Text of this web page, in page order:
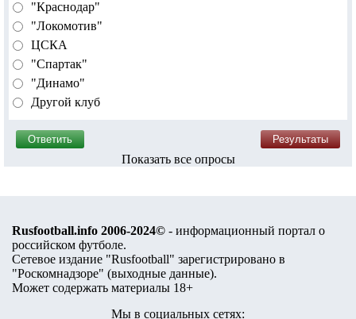
"Краснодар"
"Локомотив"
ЦСКА
"Спартак"
"Динамо"
Другой клуб
Показать все опросы
Rusfootball.info 2006-2024© - информационный портал о
российском футболе.
Сетевое издание "Rusfootball" зарегистрировано в
"Роскомнадзоре" (выходные данные).
Может содержать материалы 18+
Мы в социальных сетях: